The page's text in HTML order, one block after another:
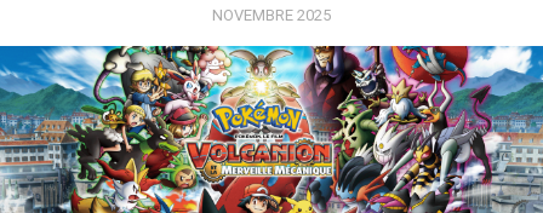
NOVEMBRE 2025